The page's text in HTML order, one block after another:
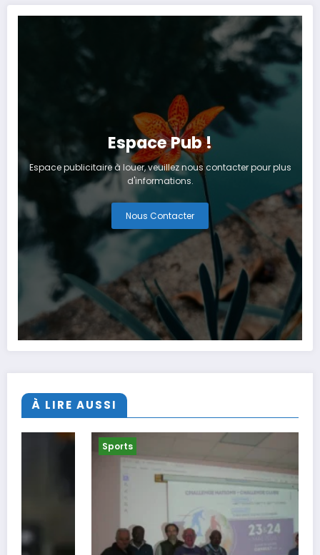
Espace Pub !
Espace publicitaire à louer, veuillez nous contacter pour plus
d'informations.
Nous Contacter
À LIRE AUSSI